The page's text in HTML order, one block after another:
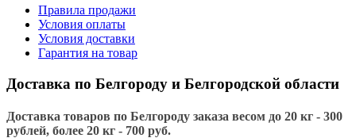
Правила продажи
Условия оплаты
Условия доставки
Гарантия на товар
Доставка по Белгороду и Белгородской области
Доставка товаров по Белгороду заказа весом до 20 кг - 300
рублей, более 20 кг - 700 руб.